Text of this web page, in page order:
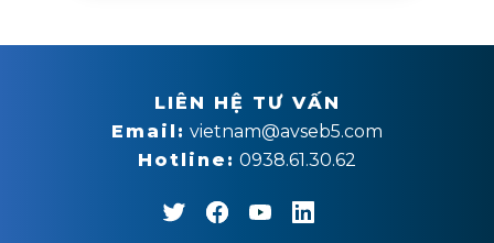
LIÊN HỆ TƯ VẤN
Email: vietnam@avseb5.com
Hotline: 0938.61.30.62